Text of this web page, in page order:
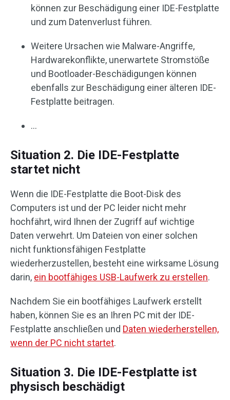
können zur Beschädigung einer IDE-Festplatte
und zum Datenverlust führen.
Weitere Ursachen wie Malware-Angriffe,
Hardwarekonflikte, unerwartete Stromstöße
und Bootloader-Beschädigungen können
ebenfalls zur Beschädigung einer älteren IDE-
Festplatte beitragen.
…
Situation 2. Die IDE-Festplatte
startet nicht
Wenn die IDE-Festplatte die Boot-Disk des
Computers ist und der PC leider nicht mehr
hochfährt, wird Ihnen der Zugriff auf wichtige
Daten verwehrt. Um Dateien von einer solchen
nicht funktionsfähigen Festplatte
wiederherzustellen, besteht eine wirksame Lösung
darin, ein bootfähiges USB-Laufwerk zu erstellen.
Nachdem Sie ein bootfähiges Laufwerk erstellt
haben, können Sie es an Ihren PC mit der IDE-
Festplatte anschließen und Daten wiederherstellen,
wenn der PC nicht startet.
Situation 3. Die IDE-Festplatte ist
physisch beschädigt